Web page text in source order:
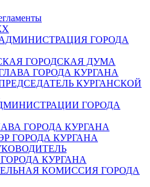
ГОРОДА
ГОРОДСКАЯ ДУМА
ГОРОДА КУРГАНА
КУРГАНСКОЙ
ГОРОДА
ГОРОДА КУРГАНА
ГОРОДА КУРГАНА
КУРГАНА
КОМИССИЯ ГОРОДА